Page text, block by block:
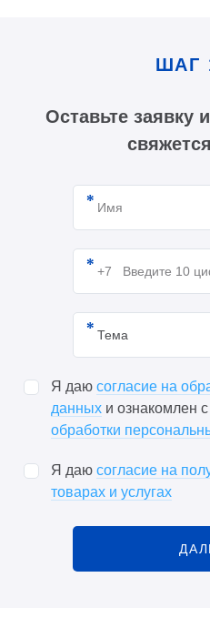
ШАГ
Оставьте заявку
Я даю согласие на
данных и ознакомлен с
обработки
Я даю согласие на
товарах и услугах